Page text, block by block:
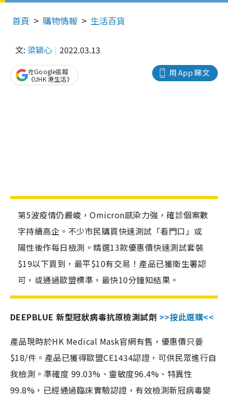
首頁 購物情報 生活百貨
文: 梁穎心 2022.03.13
用 App 睇文
在Google追蹤
《UHK 港生活》
第5波疫情仍嚴峻，Omicron感染力強，確診個案數
字持續高企。不少市民購買快速測試「看門口」或
陽性後作每日檢測。精選13款優惠價快速測試套裝
$19以下買到，最平$10有交易！產品已獲衛生署認
可，或通過歐盟標準，最快10分鐘知結果。
DEEPBLUE 新型冠狀病毒抗原檢測試劑 >>按此選購<<
產品現時於HK Medical Mask官網有售，優惠價只要
$18/件。產品已獲得歐盟CE1434認證，可供民眾進行自
我檢測。準確度 99.03%、靈敏度96.4%、特異性
99.8%，已經通過臨床實驗認證，有效檢測新冠病毒變